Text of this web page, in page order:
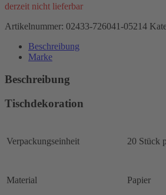
derzeit nicht lieferbar
Artikelnummer: 02433-726041-05214
Beschreibung
Marke
Beschreibung
Tischdekoration
Verpackungseinheit 20 Stück
Material Papier